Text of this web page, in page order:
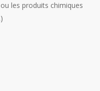
les produits chimiques